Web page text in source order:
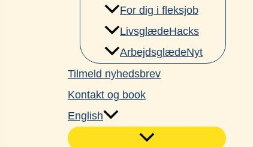
For dig i fleksjob
LivsglædeHacks
ArbejdsglædeNyt
Tilmeld nyhedsbrev
Kontakt og book
English